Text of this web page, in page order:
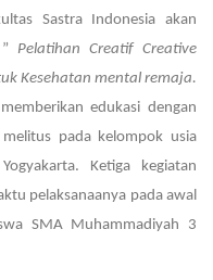
Sastra Indonesia akan
Pelatihan Creatif Creative
Kesehatan mental remaja.
edukasi dengan
pada kelompok usia
Ketiga kegiatan
pelaksanaanya pada awal
SMA Muhammadiyah 3